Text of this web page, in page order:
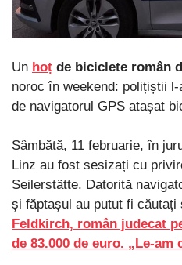
Un hoț de biciclete român
noroc în weekend: polițiștii
de navigatorul GPS atașat
Sâmbătă, 11 februarie, în
Linz au fost sesizați cu
Seilerstätte. Datorită
și făptașul au putut fi
Feldkirch, român judecat
de 83.000 de euro. „Le-am